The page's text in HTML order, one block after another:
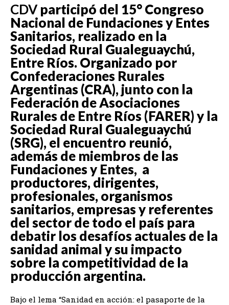
CDVparticipó del 15° Congreso
Nacional de Fundaciones y Entes
Sanitarios, realizado en la
Sociedad Rural Gualeguaychú,
Entre Ríos. Organizado por
Confederaciones Rurales
Argentinas (CRA), junto con la
Federación de Asociaciones
Rurales de Entre Ríos (FARER) y la
Sociedad Rural Gualeguaychú
(SRG), el encuentro reunió,
además de miembros de las
Fundaciones y Entes, a
productores, dirigentes,
profesionales, organismos
sanitarios, empresas y referentes
del sector de todo el país para
debatir los desafíos actuales de la
sanidad animal y su impacto
sobre la competitividad de la
producción argentina.
Bajo el lema “Sanidad en acción: el pasaporte de la